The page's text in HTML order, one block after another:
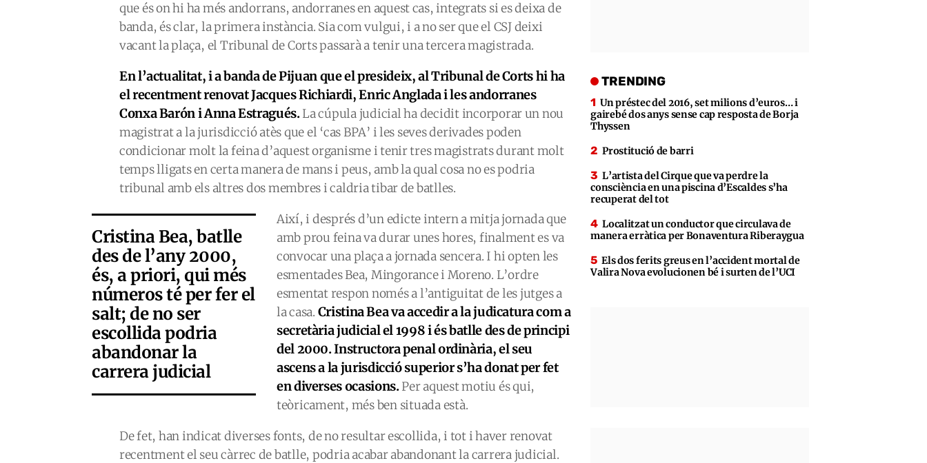
que és on hi ha més andorrans, andorranes en aquest cas, integrats si es deixa de
banda, és clar, la primera instància. Sia com vulgui, i a no ser que el CSJ deixi
vacant la plaça, el Tribunal de Corts passarà a tenir una tercera magistrada.
En l’actualitat, i a banda de Pijuan que el presideix, al Tribunal de Corts hi ha
el recentment renovat Jacques Richiardi, Enric Anglada i les andorranes
Conxa Barón i Anna Estragués.La cúpula judicial ha decidit incorporar un nou
magistrat a la jurisdicció atès que el ‘cas BPA’ i les seves derivades poden
condicionar molt la feina d’aquest organisme i tenir tres magistrats durant molt
temps lligats en certa manera de mans i peus, amb la qual cosa no es podria
tribunal amb els altres dos membres i caldria tibar de batlles.
Cristina Bea, batlle
des de l’any 2000,
és, a priori, qui més
números té per fer el
salt; de no ser
escollida podria
abandonar la
carrera judicial
Així, i després d’un edicte intern a mitja jornada que
amb prou feina va durar unes hores, finalment es va
convocar una plaça a jornada sencera. I hi opten les
esmentades Bea, Mingorance i Moreno. L’ordre
esmentat respon només a l’antiguitat de les jutges a
la casa. Cristina Bea va accedir a la judicatura com a
secretària judicial el 1998 i és batlle des de principi
del 2000. Instructora penal ordinària, el seu
ascens a la jurisdicció superior s’ha donat per fet
en diverses ocasions.Per aquest motiu és qui,
teòricament, més ben situada està.
De fet, han indicat diverses fonts, de no resultar escollida, i tot i haver renovat
recentment el seu càrrec de batlle, podria acabar abandonant la carrera judicial.
TRENDING
Un préstec del 2016, set milions d’euros… i
gairebé dos anys sense cap resposta de Borja
Thyssen
Prostitució de barri
L’artista del Cirque que va perdre la
consciència en una piscina d’Escaldes s’ha
recuperat del tot
Localitzat un conductor que circulava de
manera erràtica per Bonaventura Riberaygua
Els dos ferits greus en l’accident mortal de
Valira Nova evolucionen bé i surten de l’UCI